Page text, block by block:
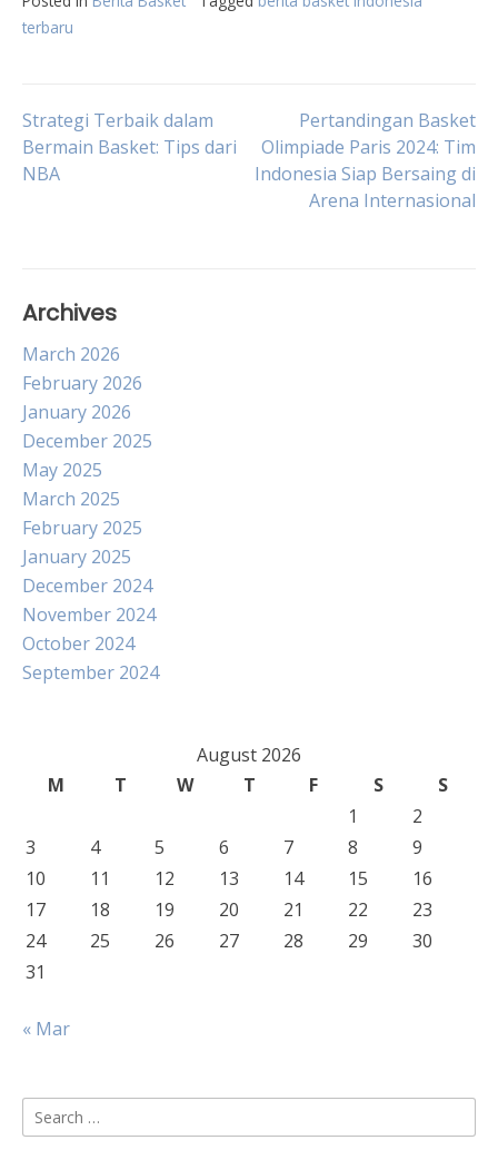
terbaru
Post
navigation
Strategi Terbaik dalam
Bermain Basket: Tips dari
NBA
Pertandingan Basket
Olimpiade Paris 2024: Tim
Indonesia Siap Bersaing di
Arena Internasional
Archives
March 2026
February 2026
January 2026
December 2025
May 2025
March 2025
February 2025
January 2025
December 2024
November 2024
October 2024
September 2024
August 2026
M
T W T F S
S
1
2
3
4 5 6 7 8
9
10
11 12 13 14 15
16
17
18 19 20 21 22
23
24
25 26 27 28 29
30
31
« Mar
Search
for: